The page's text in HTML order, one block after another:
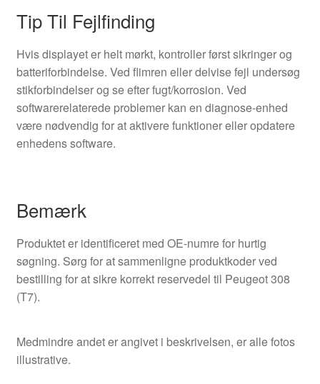
Tip Til Fejlfinding
Hvis displayet er helt mørkt, kontroller først sikringer og
batteriforbindelse. Ved flimren eller delvise fejl undersøg
stikforbindelser og se efter fugt/korrosion. Ved
softwarerelaterede problemer kan en diagnose-enhed
være nødvendig for at aktivere funktioner eller opdatere
enhedens software.
Bemærk
Produktet er identificeret med OE-numre for hurtig
søgning. Sørg for at sammenligne produktkoder ved
bestilling for at sikre korrekt reservedel til Peugeot 308
(T7).
Medmindre andet er angivet i beskrivelsen, er alle fotos
illustrative.